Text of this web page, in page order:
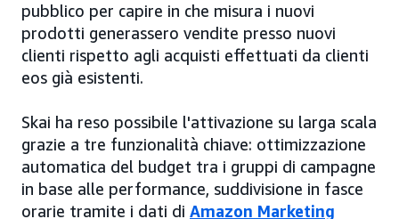
pubblico per capire in che misura i nuovi
prodotti generassero vendite presso nuovi
clienti rispetto agli acquisti effettuati da clienti
eos già esistenti.
Skai ha reso possibile l'attivazione su larga scala
grazie a tre funzionalità chiave: ottimizzazione
automatica del budget tra i gruppi di campagne
in base alle performance, suddivisione in fasce
orarie tramite i dati di Amazon Marketing